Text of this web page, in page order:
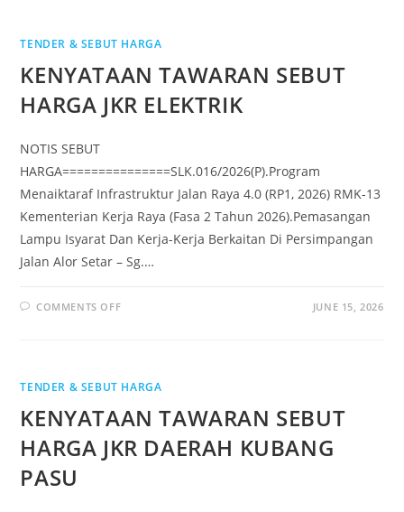
TENDER & SEBUT HARGA
KENYATAAN TAWARAN SEBUT
HARGA JKR ELEKTRIK
NOTIS SEBUT
HARGA===============SLK.016/2026(P).Program
Menaiktaraf Infrastruktur Jalan Raya 4.0 (RP1, 2026) RMK-13
Kementerian Kerja Raya (Fasa 2 Tahun 2026).Pemasangan
Lampu Isyarat Dan Kerja-Kerja Berkaitan Di Persimpangan
Jalan Alor Setar – Sg.…
COMMENTS OFF JUNE 15, 2026
TENDER & SEBUT HARGA
KENYATAAN TAWARAN SEBUT
HARGA JKR DAERAH KUBANG
PASU